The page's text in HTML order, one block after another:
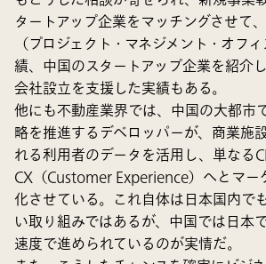
タートアップ企業をマッチングさせて
（プロジェクト・マネジメント・オフ
績、中国のスタートアップ企業を紹介
会社設立を支援した実績もある。
他にも不動産業界では、中国の大都市
略を推進するデベロッパーが、商業施
れる利用者のデータを活用し、単なる
CX（Customer Experience）へとマー
化させている。これ自体は日本国内で
い取り組みではあるが、中国では日本
速度で進められているのが実情だ。